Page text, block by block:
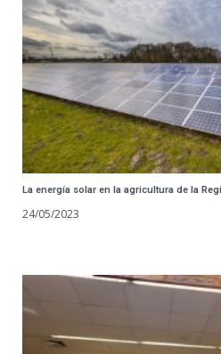
La energía solar en la agricultura de la
24/05/2023